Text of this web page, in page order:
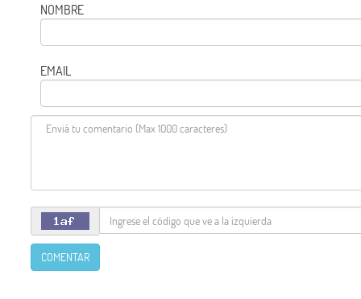
NOMBRE
EMAIL
COMENTAR